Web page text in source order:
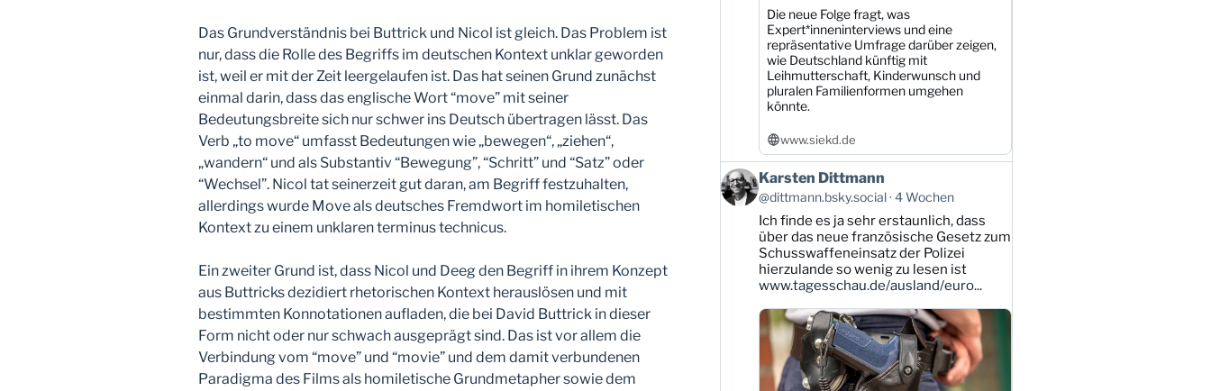
Das Grundverständnis bei Buttrick und Nicol ist gleich. Das Problem ist
nur, dass die Rolle des Begriffs im deutschen Kontext unklar geworden
ist, weil er mit der Zeit leergelaufen ist. Das hat seinen Grund zunächst
einmal darin, dass das englische Wort “move” mit seiner
Bedeutungsbreite sich nur schwer ins Deutsch übertragen lässt. Das
Verb „to move“ umfasst Bedeutungen wie „bewegen“, „ziehen“,
„wandern“ und als Substantiv “Bewegung”, “Schritt” und “Satz” oder
“Wechsel”. Nicol tat seinerzeit gut daran, am Begriff festzuhalten,
allerdings wurde Move als deutsches Fremdwort im homiletischen
Kontext zu einem unklaren terminus technicus.
Ein zweiter Grund ist, dass Nicol und Deeg den Begriff in ihrem Konzept
aus Buttricks dezidiert rhetorischen Kontext herauslösen und mit
bestimmten Konnotationen aufladen, die bei David Buttrick in dieser
Form nicht oder nur schwach ausgeprägt sind. Das ist vor allem die
Verbindung vom “move” und “movie” und dem damit verbundenen
Paradigma des Films als homiletische Grundmetapher sowie dem
Die neue Folge fragt, was
Expert*inneninterviews und eine
repräsentative Umfrage darüber zeigen,
wie Deutschland künftig mit
Leihmutterschaft, Kinderwunsch und
pluralen Familienformen umgehen
könnte.
www.siekd.de
Beitrag
von
Karsten
Dittmann
Bluesky
ansehen
Karsten Dittmann
@dittmann.bsky.social 4 Wochen
Ich finde es ja sehr erstaunlich, dass
über das neue französische Gesetz zum
Schusswaffeneinsatz der Polizei
hierzulande so wenig zu lesen ist
www.tagesschau.de/ausland/euro...